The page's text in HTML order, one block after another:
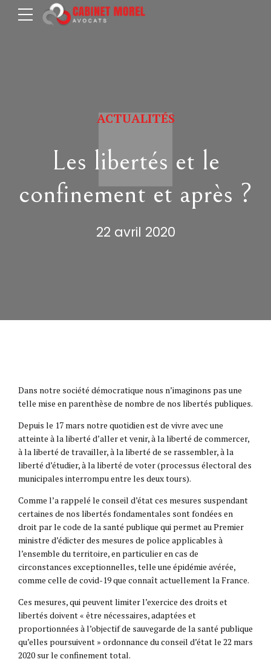
ACTUALITÉS
Les libertés et le
confinement et après ?
22 avril 2020
Dans notre société démocratique nous n’imaginons pas une
telle mise en parenthèse de nombre de nos libertés publiques.
Depuis le 17 mars notre quotidien est de vivre avec une
atteinte à la liberté d’aller et venir, à la liberté de commercer,
à la liberté de travailler, à la liberté de se rassembler, à la
liberté d’étudier, à la liberté de voter (processus électoral des
municipales interrompu entre les deux tours).
Comme l’a rappelé le conseil d’état ces mesures suspendant
certaines de nos libertés fondamentales sont fondées en
droit par le code de la santé publique qui permet au Premier
ministre d’édicter des mesures de police applicables à
l’ensemble du territoire, en particulier en cas de
circonstances exceptionnelles, telle une épidémie avérée,
comme celle de covid-19 que connaît actuellement la France.
Ces mesures, qui peuvent limiter l’exercice des droits et
libertés doivent « être nécessaires, adaptées et
proportionnées à l’objectif de sauvegarde de la santé publique
qu’elles poursuivent » ordonnance du conseil d’état le 22 mars
2020 sur le confinement total.